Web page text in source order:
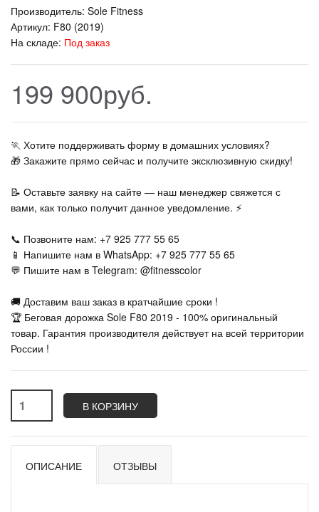
Производитель: Sole Fitness
Артикул: F80 (2019)
На складе: Под заказ
199 900руб.
🏃‍ Хотите поддерживать форму в домашних условиях?
🎁 Закажите прямо сейчас и получите эксклюзивную скидку!
📝 Оставьте заявку на сайте — наш менеджер свяжется с
вами, как только получит данное уведомление. ⚡
📞 Позвоните нам: +7 925 777 55 65
📱 Напишите нам в WhatsApp: +7 925 777 55 65
💬 Пишите нам в Telegram: @fitnesscolor
🚚 Доставим ваш заказ в кратчайшие сроки !
🏆 Беговая дорожка Sole F80 2019 - 100% оригинальный
товар. Гарантия производителя действует на всей территории
России !
В КОРЗИНУ
ОПИСАНИЕ ОТЗЫВЫ